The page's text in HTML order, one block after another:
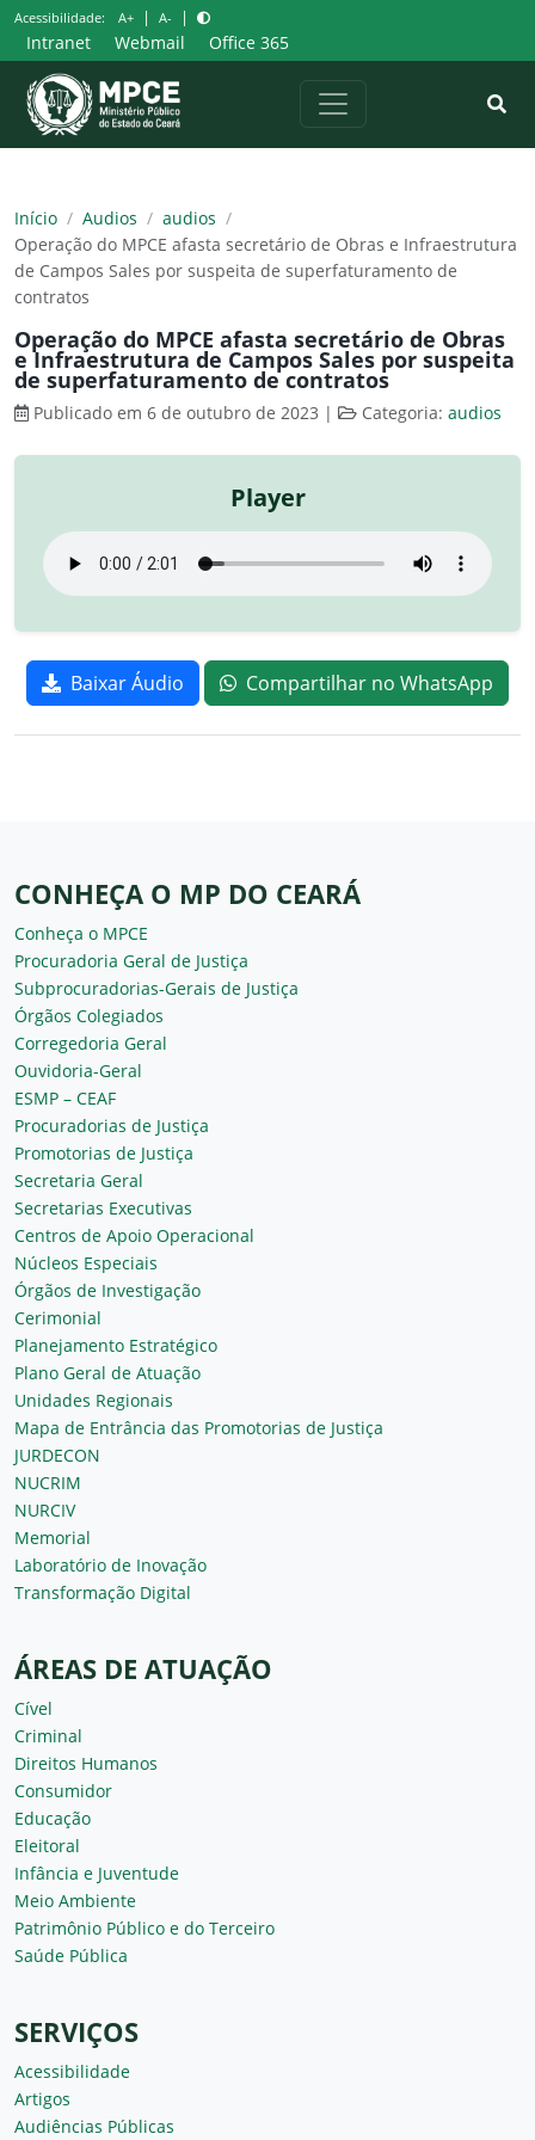
Pular
para
o
conteúdo
Acessibilidade: A+ | A- |
Intranet Webmail Office 365
Início / Audios / audios /
Operação do MPCE afasta secretário de Obras e Infraestrutura
de Campos Sales por suspeita de superfaturamento de
contratos
Operação do MPCE afasta secretário de Obras
e Infraestrutura de Campos Sales por suspeita
de superfaturamento de contratos
Publicado em 6 de outubro de 2023 | Categoria: audios
Player
Baixar Áudio Compartilhar no WhatsApp
CONHEÇA O MP DO CEARÁ
Conheça o MPCE
Procuradoria Geral de Justiça
Subprocuradorias-Gerais de Justiça
Órgãos Colegiados
Corregedoria Geral
Ouvidoria-Geral
ESMP – CEAF
Procuradorias de Justiça
Promotorias de Justiça
Secretaria Geral
Secretarias Executivas
Centros de Apoio Operacional
Núcleos Especiais
Órgãos de Investigação
Cerimonial
Planejamento Estratégico
Plano Geral de Atuação
Unidades Regionais
Mapa de Entrância das Promotorias de Justiça
JURDECON
NUCRIM
NURCIV
Memorial
Laboratório de Inovação
Transformação Digital
ÁREAS DE ATUAÇÃO
Cível
Criminal
Direitos Humanos
Consumidor
Educação
Eleitoral
Infância e Juventude
Meio Ambiente
Patrimônio Público e do Terceiro
Saúde Pública
SERVIÇOS
Acessibilidade
Artigos
Audiências Públicas